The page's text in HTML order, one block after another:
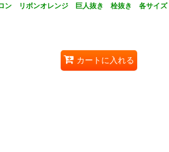
ン リボンオレンジ 巨人抜き 栓抜き 各サイズ
カートに入れる